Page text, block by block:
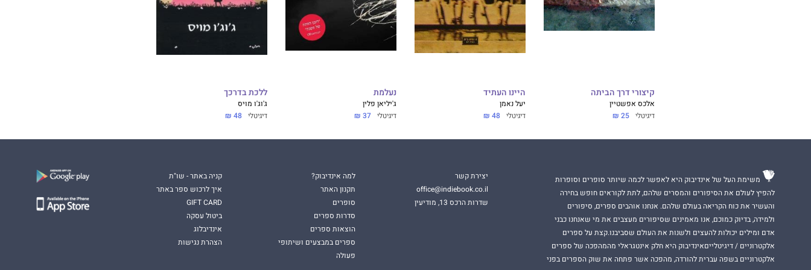
קיצורי דרך הביתה
אלכס אפשטיין
דיגיטלי 25 ₪
היינו העתיד
יעל נאמן
דיגיטלי 48 ₪
נעלמת
ג'יליאן פלין
דיגיטלי 37 ₪
ללכת בדרכך
ג'וג'ו מויס
דיגיטלי 48 ₪
משימת העל של אינדיבוק היא לאפשר לכמה שיותר סופרים וסופרות
להפיץ לעולם את הסיפורים והמסרים שלהם, לתת לקוראים חופש בחירה
והעשיר את כוח הקריאה בעולם שלהם. אנחנו אוהבים ספרים, סיפורים
ולמידה, בדיוק כמוכם, אנו מאמינים שסיפורים מעצבים את מי שאנחנו כבני
אדם ומילים יכולות להעצים ולשנות את העולם שסביבנו.קצת על ספרים
אלקטרוניים / דיגיטלייםאינדיבוק היא חלק אינטגראלי מהמהפכה של ספרים
אלקטרוניים בשפה עברית להורדה, מהפכה אשר פתחה את שוק הספרים בפני
יצירת קשר
office@indiebook.co.il
שדרות הרכס 13, מודיעין
למה אינדיבוק?
תקנון האתר
סופרים
סדרות ספרים
הוצאות ספרים
ספרים במבצעים ושיתופי
פעולה
קניה באתר - שו"ת
איך לרכוש ספר באתר
GIFT CARD
ביטול עסקה
אינדיבלוג
הצהרת נגישות